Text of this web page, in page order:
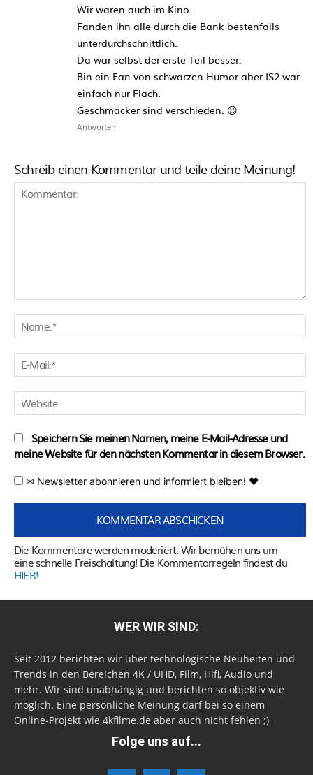
Wir waren auch im Kino.
Fanden ihn alle durch die Bank bestenfalls
unterdurchschnittlich.
Da war selbst der erste Teil besser.
Bin ein Fan von schwarzen Humor aber IS2 war
einfach nur Flach.
Geschmäcker sind verschieden. 😉
Antworten
Schreib einen Kommentar und teile deine Meinung!
Speichern Sie meinen Namen, meine E-Mail-Adresse und
meine Website für den nächsten Kommentar in diesem Browser.
✉ Newsletter abonnieren und informiert bleiben! ♥
Die Kommentare werden moderiert. Wir bemühen uns um
eine schnelle Freischaltung! Die Kommentarregeln findest du
HIER!
WER WIR SIND:
Seit 2012 berichten wir über technologische Neuheiten und
Trends in den Bereichen 4K / UHD, Film, Hifi, Audio und
mehr. Wir sind unabhängig und berichten so objektiv wie
möglich. Eine persönliche Meinung darf bei so einem
Online-Projekt wie 4kfilme.de aber auch nicht fehlen ;)
Folge uns auf...